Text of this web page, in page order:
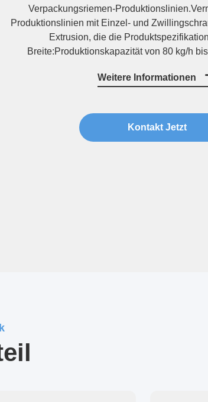
Verpackungsriemen-
Produktionslinien mit Einzel- und
Extrusion, die die
Breite:Produktionskapazität von 80 kg/h
Geräte gerecht zu werden, kauften
Weitere Informationen
Kontakt Jetzt